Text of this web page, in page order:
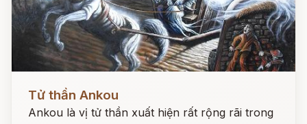
Tử thần Ankou
Ankou là vị tử thần xuất hiện rất rộng rãi trong